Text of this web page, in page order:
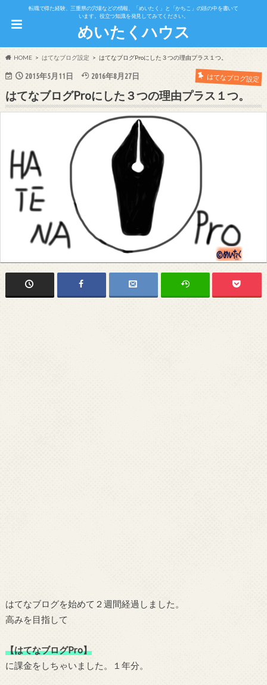
転職で得た経験、三重県の穴場などの情報、「めいたく」と「かちこ」の頭の中を書いて
います。役立つ知識を発見してみてください。
めいたくハウス
HOME はてなブログ設定 はてなブログProにした３つの理由プラス１つ。
2015年5月11日 2016年8月27日 はてなブログ設定
はてなブログProにした３つの理由プラス１つ。
はてなブログを始めて２週間経過しました。
高みを目指して
【はてなブログPro】
に課金をしちゃいました。１年分。